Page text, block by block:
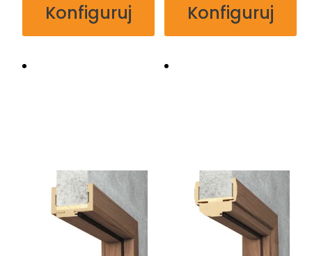
Konfiguruj
Konfiguruj